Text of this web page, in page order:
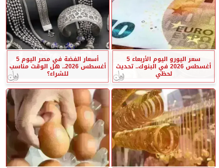
سعر اليورو اليوم الأربعاء 5
أغسطس 2026 في البنوك.. تحديث
لحظي
أسعار الفضة في مصر اليوم 5
أغسطس 2026.. هل الوقت مناسب
للشراء؟